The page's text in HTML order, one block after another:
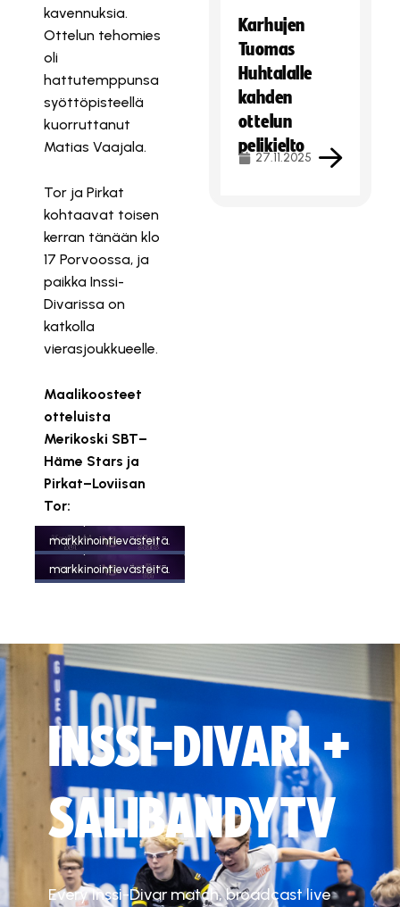
kavennuksia.
Ottelun tehomies
oli
hattutemppunsa
syöttöpisteellä
kuorruttanut
Matias Vaajala.
Tor ja Pirkat
kohtaavat toisen
kerran tänään klo
17 Porvoossa, ja
paikka Inssi-
Divarissa on
katkolla
vierasjoukkueelle.
Maalikoosteet
otteluista
Merikoski SBT–
Häme Stars ja
Pirkat–Loviisan
Tor:
markkinointievästeitä.
Hyväksy markkinointievästeet
Tämä sisältö on
estetty, koska se vaatii
markkinointievästeitä.
Karhujen
Tuomas
Huhtalalle
kahden
ottelun
pelikielto
27.11.2025
INSSI-DIVARI +
SALIBANDYTV
Every Inssi-Divar match, broadcast live